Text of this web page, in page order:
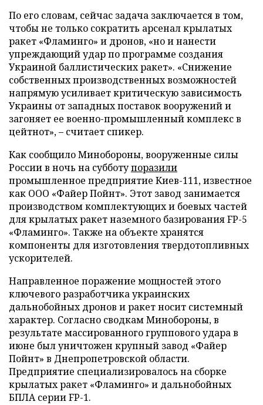
По его словам, сейчас задача заключается в том,
чтобы не только сократить арсенал крылатых
ракет «Фламинго» и дронов, «но и нанести
упреждающий удар по программе создания
Украиной баллистических ракет». «Снижение
собственных производственных возможностей
напрямую усиливает критическую зависимость
Украины от западных поставок вооружений и
загоняет ее военно-промышленный комплекс в
цейтнот», – считает спикер.
Как сообщило Минобороны, вооруженные силы
России в ночь на субботупоразили
промышленное предприятие Киев-111, известное
как ООО «Файер Пойнт». Этот завод занимается
производством комплектующих и боевых частей
для крылатых ракет наземного базирования FP-5
«Фламинго». Также на объекте хранятся
компоненты для изготовления твердотопливных
ускорителей.
Направленное поражение мощностей этого
ключевого разработчика украинских
дальнобойных дронов и ракет носит системный
характер. Согласно сводкам Минобороны, в
результате массированного группового удара в
июне был уничтожен крупный завод «Файер
Пойнт» в Днепропетровской области.
Предприятие специализировалось на сборке
крылатых ракет «Фламинго» и дальнобойных
БПЛА серии FP-1.